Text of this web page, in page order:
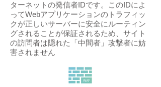
ターネットの発信者IDです。このIDによ
ってWebアプリケーションのトラフィッ
クが正しいサーバーに安全にルーティン
グされることが保証されるため、サイト
の訪問者は隠れた「中間者」攻撃者に妨
害されません